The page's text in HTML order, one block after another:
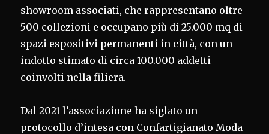
showroom associati, che rappresentano oltre
500 collezioni e occupano più di 25.000 mq di
spazi espositivi permanenti in città, con un
indotto stimato di circa 100.000 addetti
coinvolti nella filiera.
Dal 2021 l’associazione ha siglato un
protocollo d’intesa con Confartigianato Moda